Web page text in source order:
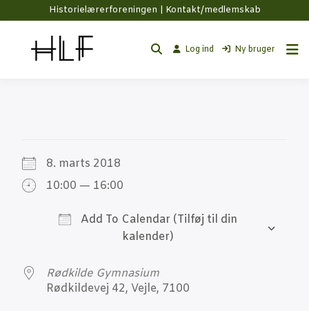
Historielærerforeningen | Kontakt/medlemskab
Log ind Ny bruger
8. marts 2018
10:00 — 16:00
Add To Calendar
Rød­kil­de Gymnasium
Rød­kil­de­vej 42, Vej­le, 7100